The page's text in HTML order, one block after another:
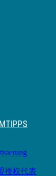
授权代表